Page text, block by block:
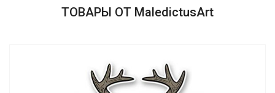
ТОВАРЫ ОТ MaledictusArt